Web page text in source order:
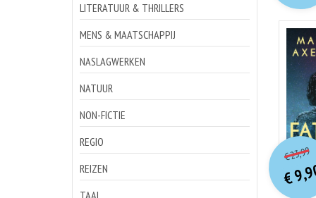
LITERATUUR & THRILLERS
MENS & MAATSCHAPPIJ
NASLAGWERKEN
NATUUR
NON-FICTIE
REGIO
REIZEN
TAAL
€23,99
€